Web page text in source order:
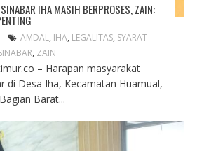
IHA MASIH BERPROSES, ZAIN:
AMDAL, IHA, LEGALITAS, SYARAT
, ZAIN
– Harapan masyarakat
di Desa Iha, Kecamatan Huamual,
Barat...